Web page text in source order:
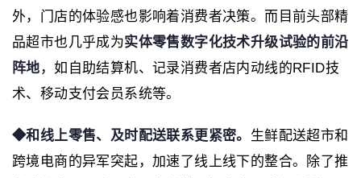
外，门店的体验感也影响着消费者决策。而目前头部精
品超市也几乎成为实体零售数字化技术升级试验的前沿
阵地 ，如自助结算机、记录消费者店内动线的RFID技
术、移动支付会员系统等。
◆和线上零售、及时配送联系更紧密。 生鲜配送超市和
跨境电商的异军突起，加速了线上线下的整合。除了推